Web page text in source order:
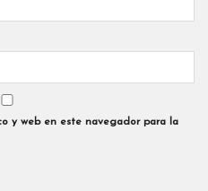
y web en este navegador para la